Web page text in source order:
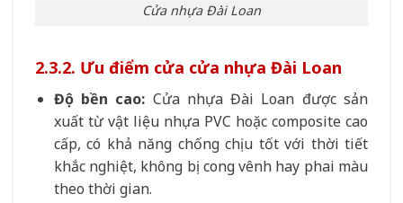
Cửa nhựa Đài Loan
2.3.2. Ưu điểm cửa cửa nhựa Đài Loan
Độ bền cao: Cửa nhựa Đài Loan được sản
xuất từ vật liệu nhựa PVC hoặc composite cao
cấp, có khả năng chống chịu tốt với thời tiết
khắc nghiệt, không bị cong vênh hay phai màu
theo thời gian.